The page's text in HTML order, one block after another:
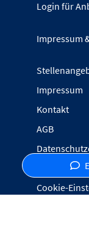
Login für
Impressum
Impressum
Kontakt
AGB
Inhalte
Cookie-